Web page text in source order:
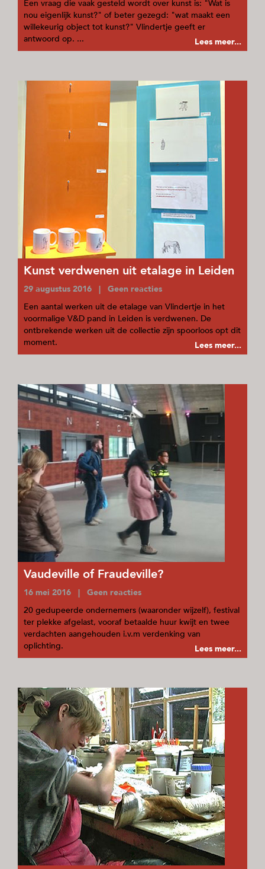
Een vraag die vaak gesteld wordt over kunst is: "Wat is
nou eigenlijk kunst?" of beter gezegd: "wat maakt een
willekeurig object tot kunst?" Vlindertje geeft er
antwoord op. ...
Lees meer...
Kunst verdwenen uit etalage in Leiden
29 augustus 2016 | Geen reacties
Een aantal werken uit de etalage van Vlindertje in het
voormalige V&D pand in Leiden is verdwenen. De
ontbrekende werken uit de collectie zijn spoorloos opt dit
moment.
Lees meer...
Vaudeville of Fraudeville?
16 mei 2016 | Geen reacties
20 gedupeerde ondernemers (waaronder wijzelf), festival
ter plekke afgelast, vooraf betaalde huur kwijt en twee
verdachten aangehouden i.v.m verdenking van
oplichting.
Lees meer...